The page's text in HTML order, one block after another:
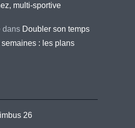
multi-sportive
dans Doubler son temps
: les plans
26